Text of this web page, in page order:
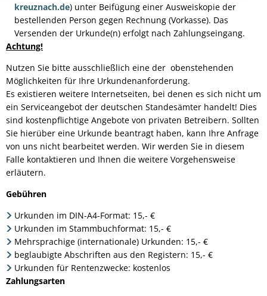
kreuznach.de) unter Beifügung einer Ausweiskopie der
bestellenden Person gegen Rechnung (Vorkasse). Das
Versenden der Urkunde(n) erfolgt nach Zahlungseingang.
Achtung!
Nutzen Sie bitte ausschließlich eine der obenstehenden
Möglichkeiten für Ihre Urkundenanforderung.
Es existieren weitere Internetseiten, bei denen es sich nicht um
ein Serviceangebot der deutschen Standesämter handelt! Dies
sind kostenpflichtige Angebote von privaten Betreibern. Sollten
Sie hierüber eine Urkunde beantragt haben, kann Ihre Anfrage
von uns nicht bearbeitet werden. Wir werden Sie in diesem
Falle kontaktieren und Ihnen die weitere Vorgehensweise
erläutern.
Gebühren
Urkunden im DIN-A4-Format: 15,- €
Urkunden im Stammbuchformat: 15,- €
Mehrsprachige (internationale) Urkunden: 15,- €
beglaubigte Abschriften aus den Registern: 15,- €
Urkunden für Rentenzwecke: kostenlos
Zahlungsarten